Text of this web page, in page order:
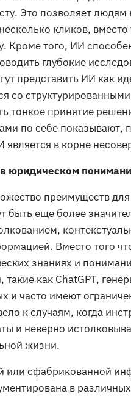
Это позволяет людям
кликов,
Кроме того, ИИ
глубокие
представить ИИ как
со
тонкое принятие
по себе
является в корне
юридическом
преимуществ
быть еще более
Вместо того
знаниях и
как ChatGPT,
и часто имеют
к случаям, когда
и неверно
жизни.
или сфабрикованной
в